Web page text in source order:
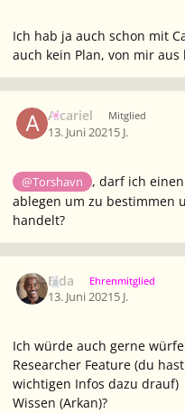
Ich hab ja auch schon mit
auch kein Plan, von mir
Alcariel Mitglied
13. Juni 20215 J.
@Torshavn
, darf ich
ablegen um zu bestimmen
handelt?
Elda Ehrenmitglied
13. Juni 20215 J.
Ich würde auch gerne
Researcher Feature (du
wichtigen Infos dazu drauf)
Wissen (Arkan)?